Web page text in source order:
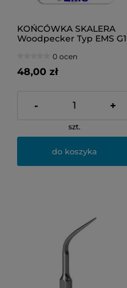
KOŃCÓWKA SKALERA
Woodpecker Typ EMS G1
0 ocen
48,00 zł
- +
szt.
do koszyka